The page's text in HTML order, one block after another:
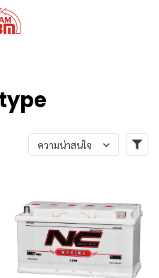
ความน่าสนใจ